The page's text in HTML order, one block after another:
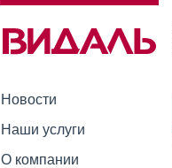
Новости
Наши услуги
О компании